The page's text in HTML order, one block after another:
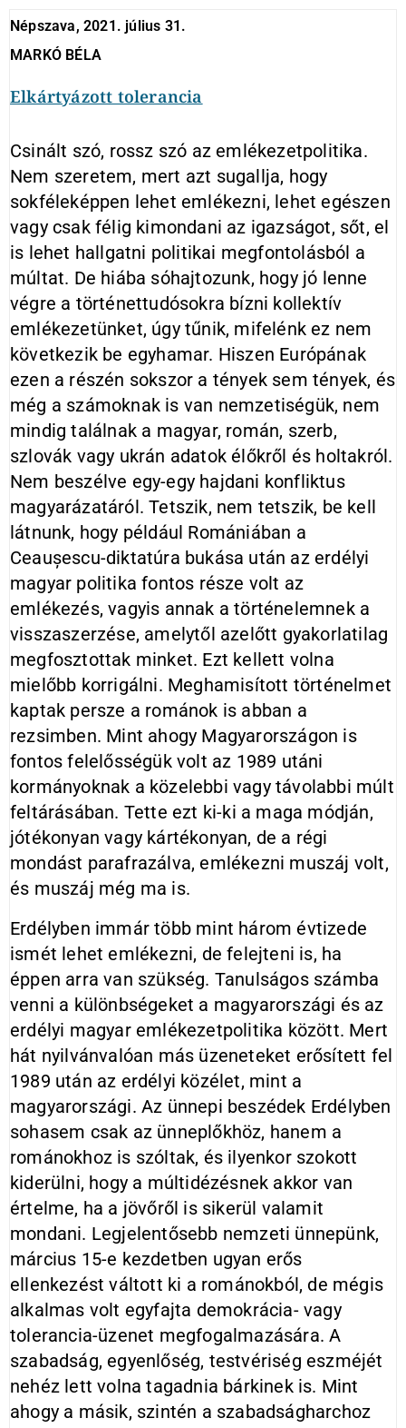
Népszava, 2021. július 31.
MARKÓ BÉLA
Elkártyázott tolerancia
Csinált szó, rossz szó az emlékezetpolitika.
Nem szeretem, mert azt sugallja, hogy
sokféleképpen lehet emlékezni, lehet egészen
vagy csak félig kimondani az igazságot, sőt, el
is lehet hallgatni politikai megfontolásból a
múltat. De hiába sóhajtozunk, hogy jó lenne
végre a történettudósokra bízni kollektív
emlékezetünket, úgy tűnik, mifelénk ez nem
következik be egyhamar. Hiszen Európának
ezen a részén sokszor a tények sem tények, és
még a számoknak is van nemzetiségük, nem
mindig találnak a magyar, román, szerb,
szlovák vagy ukrán adatok élőkről és holtakról.
Nem beszélve egy-egy hajdani konfliktus
magyarázatáról. Tetszik, nem tetszik, be kell
látnunk, hogy például Romániában a
Ceaușescu-diktatúra bukása után az erdélyi
magyar politika fontos része volt az
emlékezés, vagyis annak a történelemnek a
visszaszerzése, amelytől azelőtt gyakorlatilag
megfosztottak minket. Ezt kellett volna
mielőbb korrigálni. Meghamisított történelmet
kaptak persze a románok is abban a
rezsimben. Mint ahogy Magyarországon is
fontos felelősségük volt az 1989 utáni
kormányoknak a közelebbi vagy távolabbi múlt
feltárásában. Tette ezt ki-ki a maga módján,
jótékonyan vagy kártékonyan, de a régi
mondást parafrazálva, emlékezni muszáj volt,
és muszáj még ma is.
Erdélyben immár több mint három évtizede
ismét lehet emlékezni, de felejteni is, ha
éppen arra van szükség. Tanulságos számba
venni a különbségeket a magyarországi és az
erdélyi magyar emlékezetpolitika között. Mert
hát nyilvánvalóan más üzeneteket erősített fel
1989 után az erdélyi közélet, mint a
magyarországi. Az ünnepi beszédek Erdélyben
sohasem csak az ünneplőkhöz, hanem a
románokhoz is szóltak, és ilyenkor szokott
kiderülni, hogy a múltidézésnek akkor van
értelme, ha a jövőről is sikerül valamit
mondani. Legjelentősebb nemzeti ünnepünk,
március 15-e kezdetben ugyan erős
ellenkezést váltott ki a románokból, de mégis
alkalmas volt egyfajta demokrácia- vagy
tolerancia-üzenet megfogalmazására. A
szabadság, egyenlőség, testvériség eszméjét
nehéz lett volna tagadnia bárkinek is. Mint
ahogy a másik, szintén a szabadságharchoz